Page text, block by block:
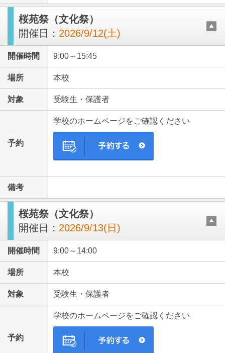
桜苑祭（文化祭）
開催日： 2026/9/12(土)
開催時間 9:00～15:45
場所 本校
対象 受験生・保護者
予約
学校のホームページをご確認ください
備考
桜苑祭（文化祭）
開催日： 2026/9/13(日)
開催時間 9:00～14:00
場所 本校
対象 受験生・保護者
予約
学校のホームページをご確認ください